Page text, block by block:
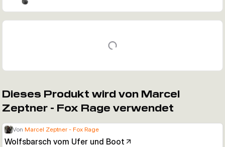
Dieses Produkt wird von Marcel
Zeptner - Fox Rage verwendet
Von Marcel Zeptner - Fox Rage
Wolfsbarsch vom Ufer und Boot